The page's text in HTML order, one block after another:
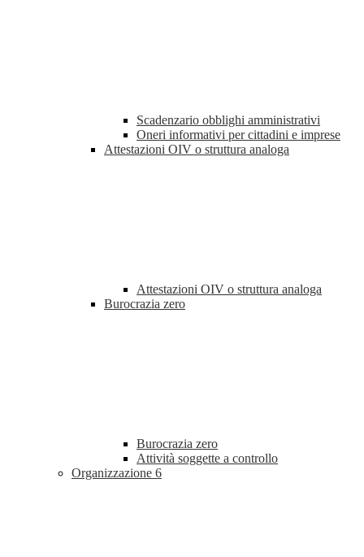
Scadenzario obblighi amministrativi
Oneri informativi per cittadini e imprese
Attestazioni OIV o struttura analoga
Attestazioni OIV o struttura analoga
Burocrazia zero
Burocrazia zero
Attività soggette a controllo
Organizzazione 6